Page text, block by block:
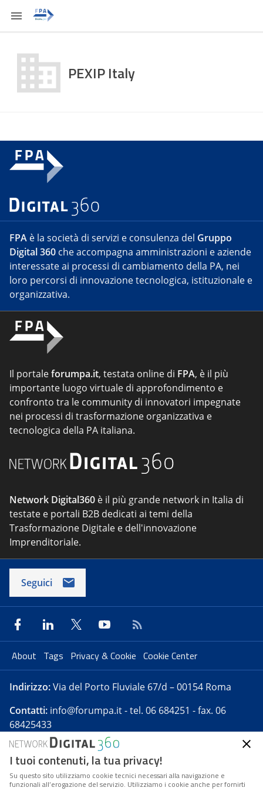
PEXIP Italy
FPA è la società di servizi e consulenza del Gruppo
Digital 360 che accompagna amministrazioni e aziende
interessate ai processi di cambiamento della PA, nei
loro percorsi di innovazione tecnologica, istituzionale e
organizzativa.
Il portaleforumpa.it, testata online di FPA, è il più
importante luogo virtuale di approfondimento e
confronto tra le community di innovatori impegnate
nei processi di trasformazione organizzativa e
tecnologica della PA italiana.
Network Digital360 è il più grande network in Italia di
testate e portali B2B dedicati ai temi della
Trasformazione Digitale e dell'innovazione
Imprenditoriale.
Seguici
About Tags Privacy & Cookie Cookie Center
Indirizzo:Via del Porto Fluviale 67/d – 00154 Roma
Contatti: info@forumpa.it- tel. 06 684251 - fax. 06
68425433
Forumpa.itè una pubblicazione telematica iscritta
presso Registro della stampa del Tribunale di Roma -
Reg. n. 182 del 2 maggio 2008 - Direttore resp. Michela
I tuoi contenuti, la tua privacy!
Su questo sito utilizziamo cookie tecnici necessari alla navigazione e
funzionali all’erogazione del servizio. Utilizziamo i cookie anche per fornirti